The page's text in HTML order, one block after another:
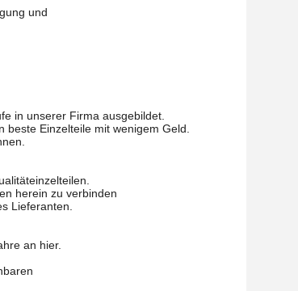
und
in unserer Firma ausgebildet.
Einzelteile mit wenigem Geld.
herein zu verbinden
Lieferanten.
an hier.